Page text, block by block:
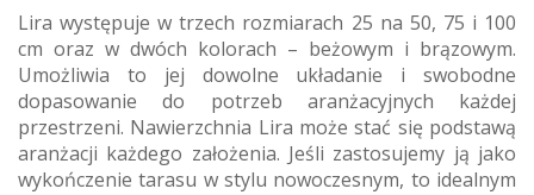
Lira występuje w trzech rozmiarach 25 na 50, 75 i 100
cm oraz w dwóch kolorach – beżowym i brązowym.
Umożliwia to jej dowolne układanie i swobodne
dopasowanie do potrzeb aranżacyjnych każdej
przestrzeni. Nawierzchnia Lira może stać się podstawą
aranżacji każdego założenia. Jeśli zastosujemy ją jako
wykończenie tarasu w stylu nowoczesnym, to idealnym